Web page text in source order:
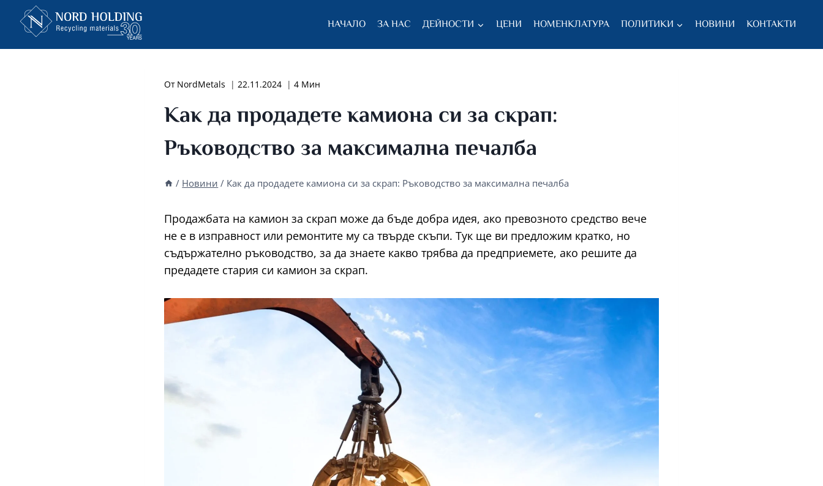
съдържанието
НАЧАЛО ЗА НАС ДЕЙНОСТИ ЦЕНИ НОМЕНКЛАТУРА ПОЛИТИКИ НОВИНИ КОНТАКТИ
От NordMetals 22.11.2024 4 Мин
Как да продадете камиона си за скрап:
Ръководство за максимална печалба
/ Новини / Как да продадете камиона си за скрап: Ръководство за максимална печалба
Продажбата на камион за скрап може да бъде добра идея, ако превозното средство вече
не е в изправност или ремонтите му са твърде скъпи. Тук ще ви предложим кратко, но
съдържателно ръководство, за да знаете какво трябва да предприемете, ако решите да
предадете стария си камион за скрап.